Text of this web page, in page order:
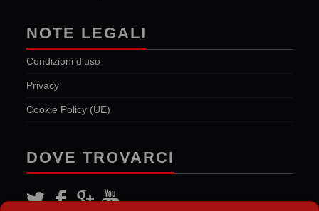
NOTE LEGALI
Condizioni d’uso
Privacy
Cookie Policy (UE)
DOVE TROVARCI